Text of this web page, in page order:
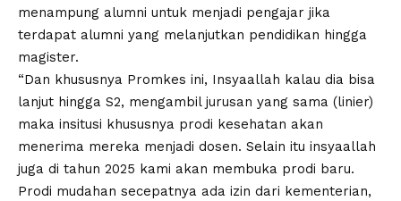
menampung alumni untuk menjadi pengajar jika
terdapat alumni yang melanjutkan pendidikan hingga
magister.
“Dan khususnya Promkes ini, Insyaallah kalau dia bisa
lanjut hingga S2, mengambil jurusan yang sama (linier)
maka insitusi khususnya prodi kesehatan akan
menerima mereka menjadi dosen. Selain itu insyaallah
juga di tahun 2025 kami akan membuka prodi baru.
Prodi mudahan secepatnya ada izin dari kementerian,